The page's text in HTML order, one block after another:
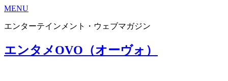
MENU
エンターテインメント・ウェブマガジン
エンタメOVO（オーヴォ）